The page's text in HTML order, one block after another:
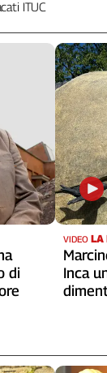
ITUC
di
VIDEO LA
Inca